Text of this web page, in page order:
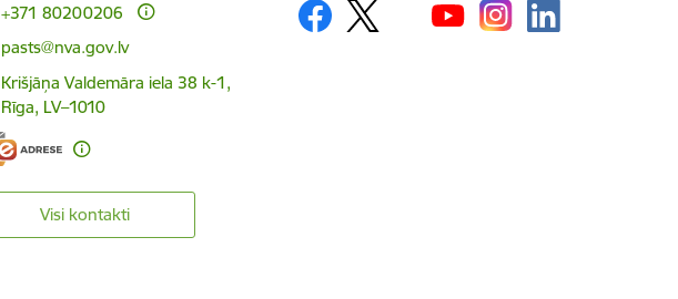
+371 80200206
E-pasts:
pasts@nva.gov.lv
Krišjāņa Valdemāra iela 38 k-1,
Rīga, LV–1010
Visi kontakti